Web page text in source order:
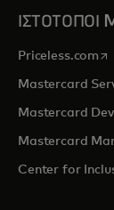
ΙΣΤΟΤΟΠΟΙ
Priceless.com
Mastercard
Mastercard
Mastercard
Center for